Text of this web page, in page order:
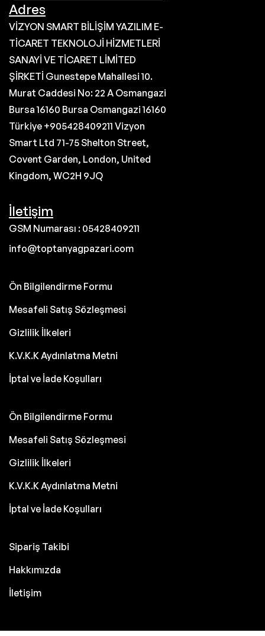
Adres
VİZYON SMART BİLİŞİM YAZILIM E-
TİCARET TEKNOLOJİ HİZMETLERİ
SANAYİ VE TİCARET LİMİTED
ŞİRKETİ Gunestepe Mahallesi 10.
Murat Caddesi No: 22 A Osmangazi
Bursa 16160 Bursa Osmangazi 16160
Türkiye +905428409211 Vizyon
Smart Ltd 71-75 Shelton Street,
Covent Garden, London, United
Kingdom, WC2H 9JQ
İletişim
GSM Numarası : 05428409211
info@toptanyagpazari.com
Ön Bilgilendirme Formu
Mesafeli Satış Sözleşmesi
Gizlilik İlkeleri
K.V.K.K Aydınlatma Metni
İptal ve İade Koşulları
Ön Bilgilendirme Formu
Mesafeli Satış Sözleşmesi
Gizlilik İlkeleri
K.V.K.K Aydınlatma Metni
İptal ve İade Koşulları
Sipariş Takibi
Hakkımızda
İletişim